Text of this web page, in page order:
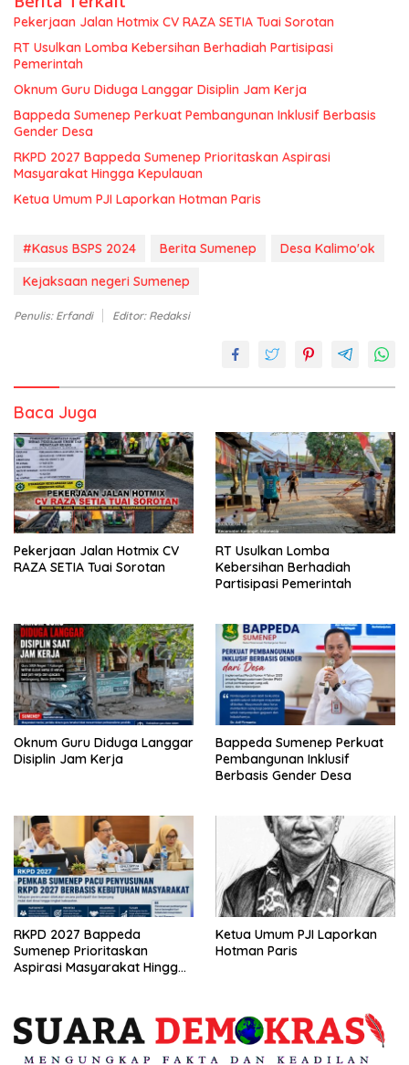
Pekerjaan Jalan Hotmix CV RAZA SETIA Tuai Sorotan
RT Usulkan Lomba Kebersihan Berhadiah Partisipasi
Pemerintah
Oknum Guru Diduga Langgar Disiplin Jam Kerja
Bappeda Sumenep Perkuat Pembangunan Inklusif Berbasis
Gender Desa
RKPD 2027 Bappeda Sumenep Prioritaskan Aspirasi
Masyarakat Hingga Kepulauan
Ketua Umum PJI Laporkan Hotman Paris
#Kasus BSPS 2024 Berita Sumenep
Desa Kalimo'ok
Kejaksaan negeri Sumenep
Penulis: Erfandi Editor: Redaksi
Baca Juga
Pekerjaan Jalan Hotmix CV
RAZA SETIA Tuai Sorotan
RT Usulkan Lomba
Kebersihan Berhadiah
Partisipasi Pemerintah
Oknum Guru Diduga Langgar
Disiplin Jam Kerja
Bappeda Sumenep Perkuat
Pembangunan Inklusif
Berbasis Gender Desa
RKPD 2027 Bappeda
Sumenep Prioritaskan
Aspirasi Masyarakat Hingga
Ketua Umum PJI Laporkan
Hotman Paris